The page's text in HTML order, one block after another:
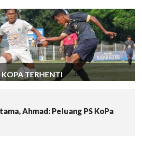
TERHENTI
Ahmad: Peluang PS KoPa